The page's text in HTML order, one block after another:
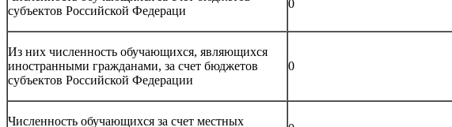
субъектов Российской Федераци
0
Из них численность обучающихся, являющихся
иностранными гражданами, за счет бюджетов
субъектов Российской Федерации
0
Численность обучающихся за счет местных